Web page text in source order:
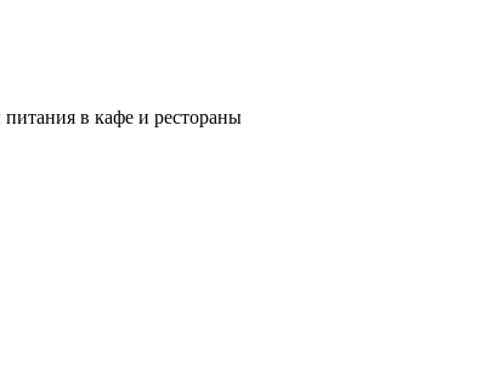
в кафе и рестораны